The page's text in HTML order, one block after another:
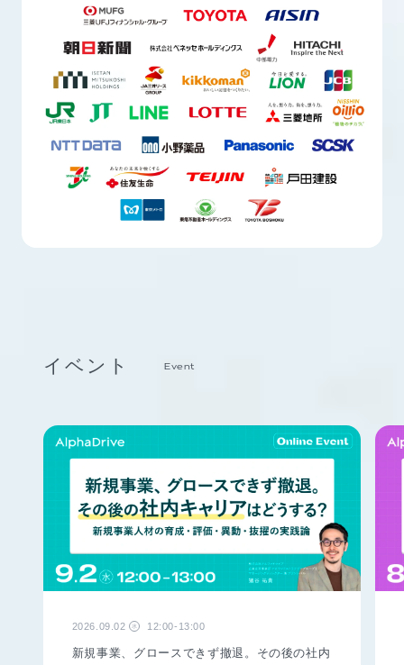
イベント Event
2026.09.02 水 12:00-13:00
新規事業、グロースできず撤退。その後の社内